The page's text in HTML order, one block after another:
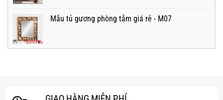
Mẫu tủ gương phòng tắm giá rẻ - M07